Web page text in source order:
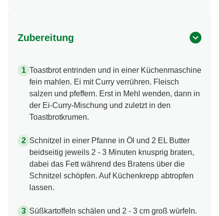
Zubereitung
Toastbrot entrinden und in einer Küchenmaschine
fein mahlen. Ei mit Curry verrühren. Fleisch
salzen und pfeffern. Erst in Mehl wenden, dann in
der Ei-Curry-Mischung und zuletzt in den
Toastbrotkrumen.
Schnitzel in einer Pfanne in Öl und 2 EL Butter
beidseitig jeweils 2 - 3 Minuten knusprig braten,
dabei das Fett während des Bratens über die
Schnitzel schöpfen. Auf Küchenkrepp abtropfen
lassen.
Süßkartoffeln schälen und 2 - 3 cm groß würfeln.